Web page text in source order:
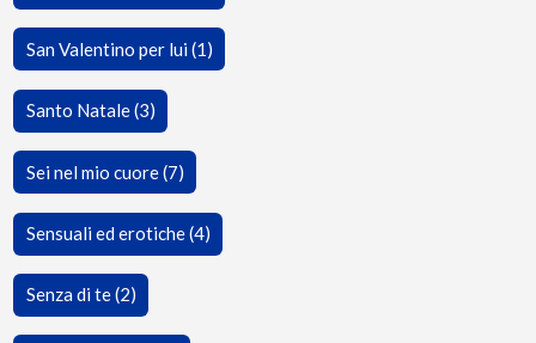
San Valentino per lui (1)
Santo Natale (3)
Sei nel mio cuore (7)
Sensuali ed erotiche (4)
Senza di te (2)